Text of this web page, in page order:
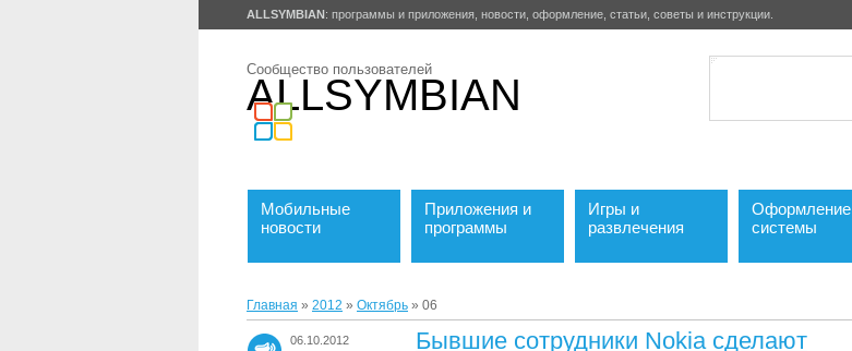
ALLSYMBIAN: программы и приложения, новости, оформление, статьи, советы и инструкции.
Сообщество пользователей
ALLSYMBIAN
Мобильные
новости
Приложения и
программы
Игры и
развлечения
Оформление
системы
Главная » 2012 » Октябрь » 06
06.10.2012
Бывшие сотрудники Nokia сделают